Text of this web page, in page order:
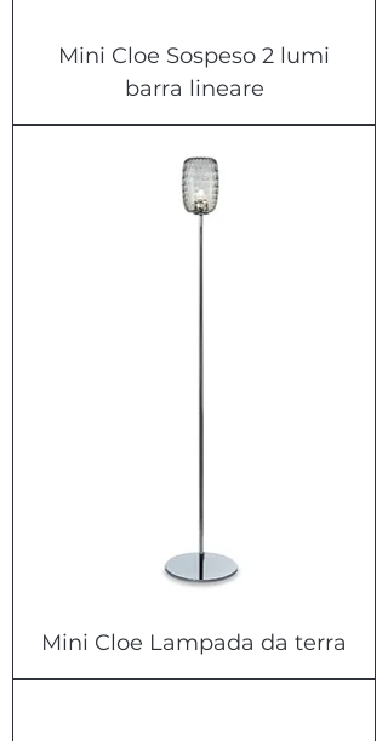
Mini Cloe Sospeso 2 lumi
barra lineare
Mini Cloe Lampada da terra